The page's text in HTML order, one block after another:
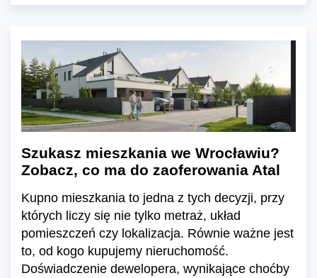
Szukasz mieszkania we Wrocławiu?
Zobacz, co ma do zaoferowania Atal
Kupno mieszkania to jedna z tych decyzji, przy
których liczy się nie tylko metraż, układ
pomieszczeń czy lokalizacja. Równie ważne jest
to, od kogo kupujemy nieruchomość.
Doświadczenie dewelopera, wynikające choćby